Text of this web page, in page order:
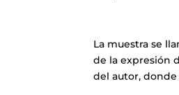
La muestra se
de la expresión
del autor, donde